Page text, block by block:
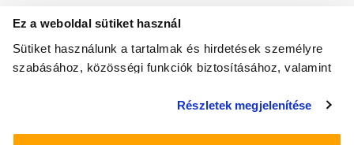
Ez a weboldal sütiket használ
Sütiket használunk a tartalmak és hirdetések személyre
szabásához, közösségi funkciók biztosításához, valamint
média-, hirdető- és elemező partnereinkkel megosztjuk az
Részletek megjelenítése